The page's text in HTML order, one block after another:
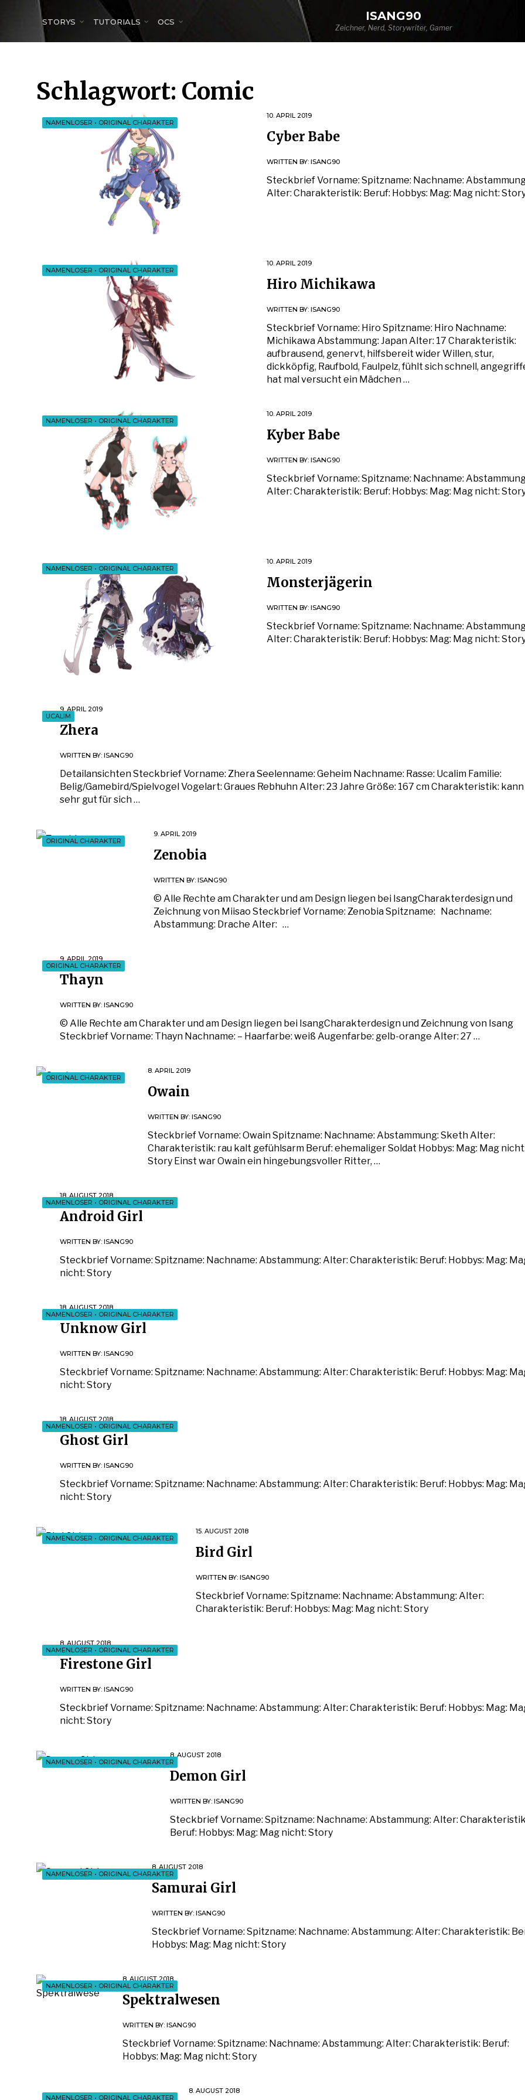
ISANG90
Zeichner, Nerd, Storywriter, Gamer
STORYS TUTORIALS OCS
Schlagwort: Comic
NAMENLOSER • ORIGINAL CHARAKTER
10. APRIL 2019
Cyber Babe
WRITTEN BY: ISANG90
Steckbrief Vorname: Spitzname: Nachname:
Alter: Charakteristik: Beruf: Hobbys: Mag: Mag nicht:
NAMENLOSER • ORIGINAL CHARAKTER
10. APRIL 2019
Hiro Michikawa
WRITTEN BY: ISANG90
Steckbrief Vorname: Hiro Spitzname: Hiro Nachname:
Michikawa Abstammung: Japan Alter: 17 Charakteristik:
aufbrausend, genervt, hilfsbereit wider Willen, stur,
dickköpfig, Raufbold, Faulpelz, fühlt sich schnell,
hat mal versucht ein Mädchen …
NAMENLOSER • ORIGINAL CHARAKTER
10. APRIL 2019
Kyber Babe
WRITTEN BY: ISANG90
Steckbrief Vorname: Spitzname: Nachname:
Alter: Charakteristik: Beruf: Hobbys: Mag: Mag nicht:
NAMENLOSER • ORIGINAL CHARAKTER
10. APRIL 2019
Monsterjägerin
WRITTEN BY: ISANG90
Steckbrief Vorname: Spitzname: Nachname:
Alter: Charakteristik: Beruf: Hobbys: Mag: Mag nicht:
UCALIM
9. APRIL 2019
Zhera
WRITTEN BY: ISANG90
Detailansichten Steckbrief Vorname: Zhera Seelenname: Geheim Nachname: Rasse: Ucalim Familie:
Belig/Gamebird/Spielvogel Vogelart: Graues Rebhuhn Alter: 23 Jahre Größe: 167 cm Charakteristik: kann
sehr gut für sich …
ORIGINAL CHARAKTER
9. APRIL 2019
Zenobia
WRITTEN BY: ISANG90
© Alle Rechte am Charakter und am Design liegen bei IsangCharakterdesign und
Zeichnung von Miisao Steckbrief Vorname: Zenobia Spitzname: Nachname:
Abstammung: Drache Alter: …
ORIGINAL CHARAKTER
9. APRIL 2019
Thayn
WRITTEN BY: ISANG90
© Alle Rechte am Charakter und am Design liegen bei IsangCharakterdesign und Zeichnung von Isang
Steckbrief Vorname: Thayn Nachname: – Haarfarbe: weiß Augenfarbe: gelb-orange Alter: 27 …
ORIGINAL CHARAKTER
8. APRIL 2019
Owain
WRITTEN BY: ISANG90
Steckbrief Vorname: Owain Spitzname: Nachname: Abstammung: Sketh Alter:
Charakteristik: rau kalt gefühlsarm Beruf: ehemaliger Soldat Hobbys: Mag: Mag
Story Einst war Owain ein hingebungsvoller Ritter, …
NAMENLOSER • ORIGINAL CHARAKTER
18. AUGUST 2018
Android Girl
WRITTEN BY: ISANG90
Steckbrief Vorname: Spitzname: Nachname: Abstammung: Alter: Charakteristik: Beruf: Hobbys: Mag:
nicht: Story
NAMENLOSER • ORIGINAL CHARAKTER
18. AUGUST 2018
Unknow Girl
WRITTEN BY: ISANG90
Steckbrief Vorname: Spitzname: Nachname: Abstammung: Alter: Charakteristik: Beruf: Hobbys: Mag:
nicht: Story
NAMENLOSER • ORIGINAL CHARAKTER
18. AUGUST 2018
Ghost Girl
WRITTEN BY: ISANG90
Steckbrief Vorname: Spitzname: Nachname: Abstammung: Alter: Charakteristik: Beruf: Hobbys: Mag:
nicht: Story
NAMENLOSER • ORIGINAL CHARAKTER
15. AUGUST 2018
Bird Girl
WRITTEN BY: ISANG90
Steckbrief Vorname: Spitzname: Nachname: Abstammung: Alter:
Charakteristik: Beruf: Hobbys: Mag: Mag nicht: Story
NAMENLOSER • ORIGINAL CHARAKTER
8. AUGUST 2018
Firestone Girl
WRITTEN BY: ISANG90
Steckbrief Vorname: Spitzname: Nachname: Abstammung: Alter: Charakteristik: Beruf: Hobbys: Mag:
nicht: Story
NAMENLOSER • ORIGINAL CHARAKTER
8. AUGUST 2018
Demon Girl
WRITTEN BY: ISANG90
Steckbrief Vorname: Spitzname: Nachname: Abstammung: Alter:
Beruf: Hobbys: Mag: Mag nicht: Story
NAMENLOSER • ORIGINAL CHARAKTER
8. AUGUST 2018
Samurai Girl
WRITTEN BY: ISANG90
Steckbrief Vorname: Spitzname: Nachname: Abstammung: Alter: Charakteristik:
Hobbys: Mag: Mag nicht: Story
NAMENLOSER • ORIGINAL CHARAKTER
8. AUGUST 2018
Spektralwesen
WRITTEN BY: ISANG90
Steckbrief Vorname: Spitzname: Nachname: Abstammung: Alter: Charakteristik: Beruf:
Hobbys: Mag: Mag nicht: Story
NAMENLOSER • ORIGINAL CHARAKTER
8. AUGUST 2018